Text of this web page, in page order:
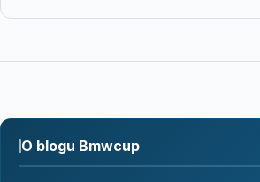
O blogu Bmwcup